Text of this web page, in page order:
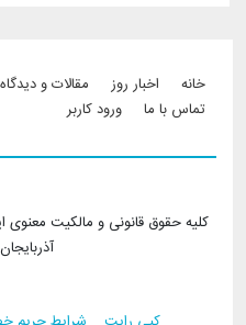
Footer menu
خانه اخبار روز مقالات و
تماس با ما
ورود کاربر
کلیه حقوق قانونی و مالکیت